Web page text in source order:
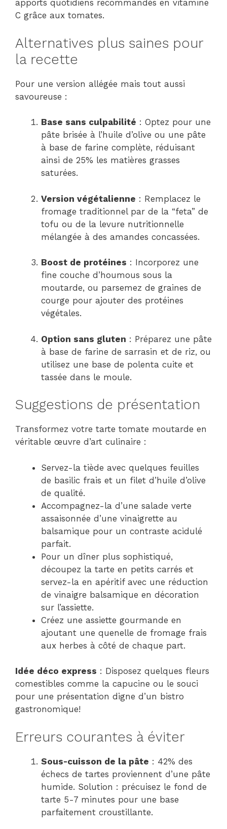
apports quotidiens recommandés en vitamine
C grâce aux tomates.
Alternatives plus saines pour
la recette
Pour une version allégée mais tout aussi
savoureuse :
Base sans culpabilité : Optez pour une
pâte brisée à l’huile d’olive ou une pâte
à base de farine complète, réduisant
ainsi de 25% les matières grasses
saturées.
Version végétalienne : Remplacez le
fromage traditionnel par de la “feta” de
tofu ou de la levure nutritionnelle
mélangée à des amandes concassées.
Boost de protéines : Incorporez une
fine couche d’houmous sous la
moutarde, ou parsemez de graines de
courge pour ajouter des protéines
végétales.
Option sans gluten : Préparez une pâte
à base de farine de sarrasin et de riz, ou
utilisez une base de polenta cuite et
tassée dans le moule.
Suggestions de présentation
Transformez votre tarte tomate moutarde en
véritable œuvre d’art culinaire :
Servez-la tiède avec quelques feuilles
de basilic frais et un filet d’huile d’olive
de qualité.
Accompagnez-la d’une salade verte
assaisonnée d’une vinaigrette au
balsamique pour un contraste acidulé
parfait.
Pour un dîner plus sophistiqué,
découpez la tarte en petits carrés et
servez-la en apéritif avec une réduction
de vinaigre balsamique en décoration
sur l’assiette.
Créez une assiette gourmande en
ajoutant une quenelle de fromage frais
aux herbes à côté de chaque part.
Idée déco express : Disposez quelques fleurs
comestibles comme la capucine ou le souci
pour une présentation digne d’un bistro
gastronomique!
Erreurs courantes à éviter
Sous-cuisson de la pâte : 42% des
échecs de tartes proviennent d’une pâte
humide. Solution : précuisez le fond de
tarte 5-7 minutes pour une base
parfaitement croustillante.